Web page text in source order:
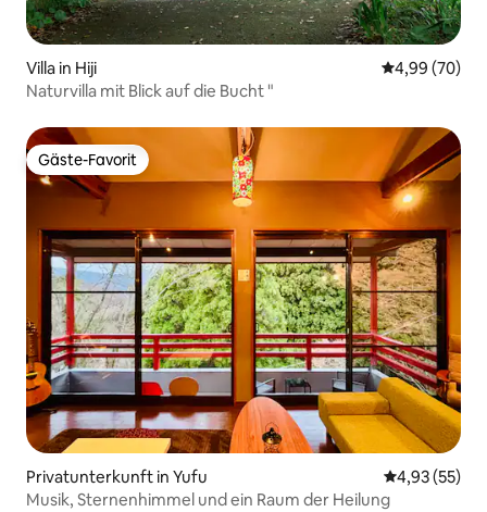
Villa in Hiji
4,99 (70)
Naturvilla mit Blick auf die Bucht "
Gäste-Favorit
Gäste-Favorit
Privatunterkunft in Yufu
4,93 (55)
Musik, Sternenhimmel und ein Raum der Heilung